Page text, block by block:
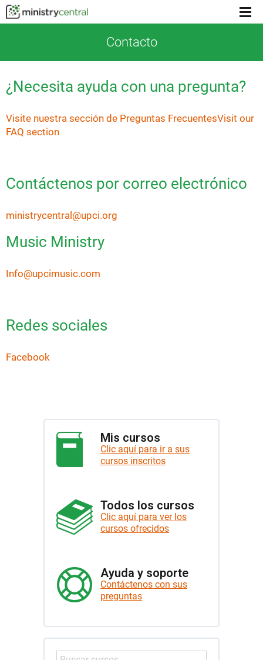
Menu
Contacto
¿Necesita ayuda con una pregunta?
Visite nuestra sección de Preguntas FrecuentesVisit our
FAQ section
Contáctenos por correo electrónico
ministrycentral@upci.org
Music Ministry
Info@upcimusic.com
Redes sociales
Facebook
Mis cursos
Clic aquí para ir a sus
cursos inscritos
Todos los cursos
Clic aquí para ver los
cursos ofrecidos
Ayuda y soporte
Contáctenos con sus
preguntas